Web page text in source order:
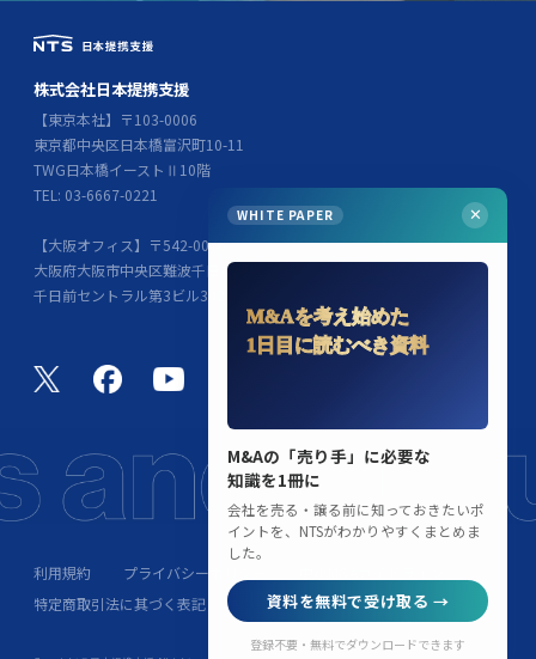
株式会社日本提携支援
【東京本社】〒103-0006
東京都中央区日本橋富沢町10-11
TWG日本橋イーストⅡ10階
TEL: 03-6667-0221
【大阪オフィス】〒542-0076
大阪府大阪市中央区難波千日前9-12
千日前セントラル第3ビル302
利用規約 プライバシーポリシー
特定商取引法に其づく表記
WHITE PAPER ✕
M&Aを考え始めた
1日目に読むべき資料
M&Aの「売り手」に必要な
知識を1冊に
会社を売る・譲る前に知っておきたいポ
イントを、NTSがわかりやすくまとめま
した。
資料を無料で受け取る →
登録不要・無料でダウンロードできます